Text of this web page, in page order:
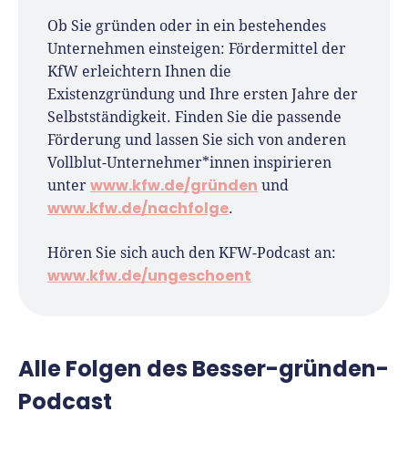
Ob Sie gründen oder in ein bestehendes
Unternehmen einsteigen: Fördermittel der
KfW erleichtern Ihnen die
Existenzgründung und Ihre ersten Jahre der
Selbstständigkeit. Finden Sie die passende
Förderung und lassen Sie sich von anderen
Vollblut-Unternehmer*innen inspirieren
unter www.kfw.de/gründen und
www.kfw.de/nachfolge.
Hören Sie sich auch den KFW-Podcast an:
www.kfw.de/ungeschoent
Alle Folgen des Besser-gründen-
Podcast